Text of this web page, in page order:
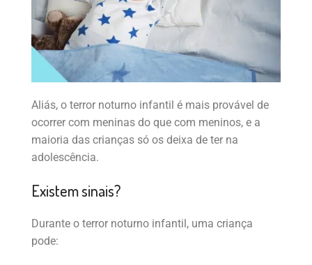
Aliás, o terror noturno infantil é mais provável de
ocorrer com meninas do que com meninos, e a
maioria das crianças só os deixa de ter na
adolescência.
Existem sinais?
Durante o terror noturno infantil, uma criança
pode: